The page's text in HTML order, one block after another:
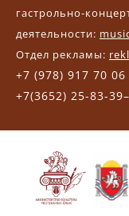
гастрольно-
деятельности:
Отдел рекламы:
+7 (978) 917 70 06
+7(3652) 25-83-